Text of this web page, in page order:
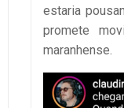
estaria
promete
maranhense.